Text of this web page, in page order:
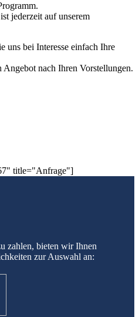
jederzeit auf unserem
uns bei Interesse einfach Ihre
nach Ihren Vorstellungen.
title="Anfrage"]
zahlen, bieten wir Ihnen
zur Auswahl an: